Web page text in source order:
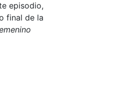
episodio,
final de la